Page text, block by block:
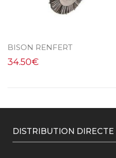
BISON RENFERT
34.50€
DISTRIBUTION